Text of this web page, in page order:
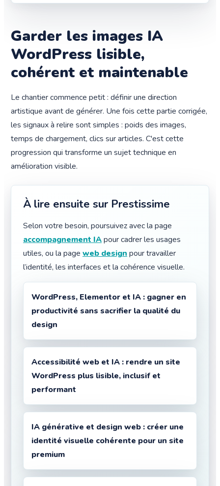
Garder les images IA
WordPress lisible,
cohérent et maintenable
Le chantier commence petit : définir une direction
artistique avant de générer. Une fois cette partie corrigée,
les signaux à relire sont simples : poids des images,
temps de chargement, clics sur articles. C'est cette
progression qui transforme un sujet technique en
amélioration visible.
À lire ensuite sur Prestissime
Selon votre besoin, poursuivez avec la page
accompagnement IApour cadrer les usages
utiles, ou la page web design pour travailler
l’identité, les interfaces et la cohérence visuelle.
WordPress, Elementor et IA : gagner en
productivité sans sacrifier la qualité du
design
Accessibilité web et IA : rendre un site
WordPress plus lisible, inclusif et
performant
IA générative et design web : créer une
identité visuelle cohérente pour un site
premium